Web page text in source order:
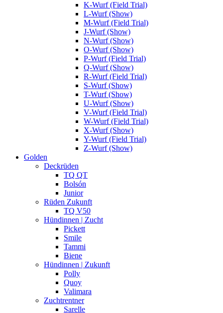
K-Wurf (Field Trial)
L-Wurf (Show)
M-Wurf (Field Trial)
J-Wurf (Show)
N-Wurf (Show)
O-Wurf (Show)
P-Wurf (Field Trial)
Q-Wurf (Show)
R-Wurf (Field Trial)
S-Wurf (Show)
T-Wurf (Show)
U-Wurf (Show)
V-Wurf (Field Trial)
W-Wurf (Field Trial)
X-Wurf (Show)
Y-Wurf (Field Trial)
Z-Wurf (Show)
Golden
Deckrüden
TQ QT
Bolsón
Junior
Rüden Zukunft
TQ V50
Hündinnen | Zucht
Pickett
Smile
Tammi
Biene
Hündinnen | Zukunft
Polly
Quoy
Valimara
Zuchtrentner
Sarelle